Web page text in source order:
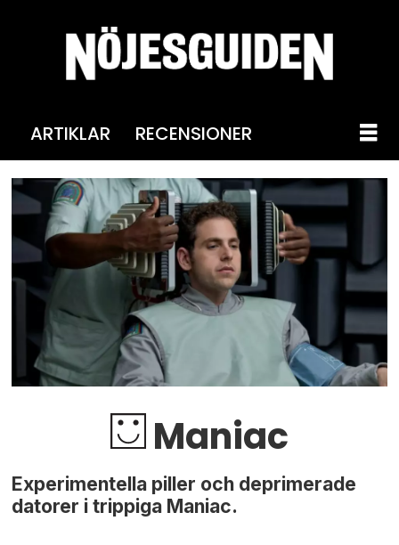
ARTIKLAR RECENSIONER
Maniac
Experimentella piller och deprimerade
datorer i trippiga Maniac.